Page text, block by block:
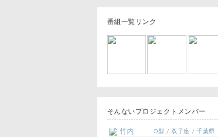
番組一覧リンク
そんないプロジェクトメンバー
竹内 O型 / 双子座 / 千葉県